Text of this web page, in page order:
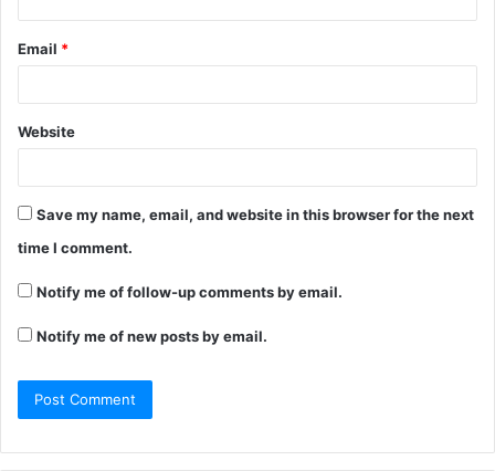
Email *
Website
Save my name, email, and website in this browser for the next
time I comment.
Notify me of follow-up comments by email.
Notify me of new posts by email.